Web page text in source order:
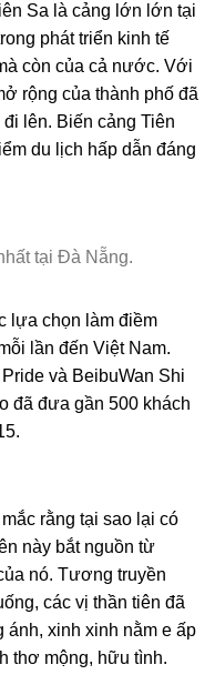
Sa là cảng lớn lớn tại
phát triển kinh tế
còn của cả nước. Với
rộng của thành phố đã
lên. Biến cảng Tiên
du lịch hấp dẫn đáng
tại Đà Nẵng.
lựa chọn làm điềm
lần đến Việt Nam.
và BeibuWan Shi
đã đưa gần 500 khách
rằng tại sao lại có
này bắt nguồn từ
nó. Tương truyền
các vị thần tiên đã
ánh, xinh xinh nằm e ấp
thơ mộng, hữu tình.